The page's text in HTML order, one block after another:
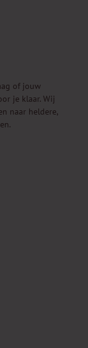
of jouw
je klaar. Wij
naar heldere,